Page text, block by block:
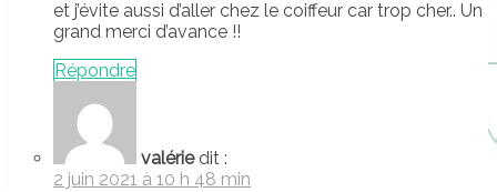
et j’évite aussi d’aller chez le coiffeur car trop cher.. Un
grand merci d’avance !!
Répondre
valérie dit :
2 juin 2021 à 10 h 48 min